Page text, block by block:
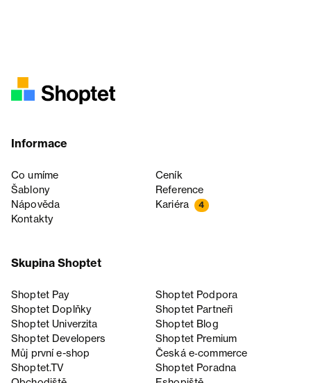
Informace
Co umíme
Ceník
Šablony
Reference
Nápověda
Kariéra 4
Kontakty
Skupina Shoptet
Shoptet Pay
Shoptet Podpora
Shoptet Doplňky
Shoptet Partneři
Shoptet Univerzita
Shoptet Blog
Shoptet Developers
Shoptet Premium
Můj první e-shop
Česká e‑commerce
Shoptet.TV
Shoptet Poradna